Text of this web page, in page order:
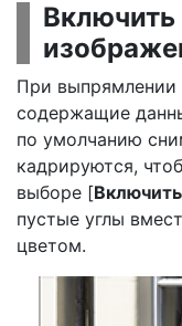
При выпрямлении
содержащие
по умолчанию
кадрируются,
выборе [
пустые углы
цветом.